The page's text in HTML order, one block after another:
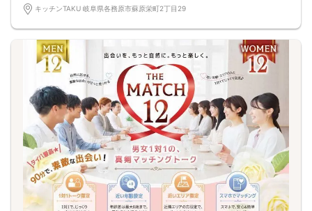
キッチンTAKU 岐阜県各務原市蘇原栄町2丁目29